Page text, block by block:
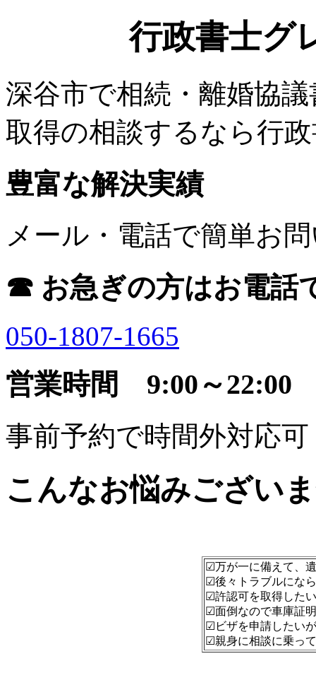
行政書士グ
深谷市で相続・離婚協
取得の相談するなら行
豊富な解決実績
メール・電話で簡単お
☎ お急ぎの方はお電話
050-1807-1665
営業時間 9:00～22:00
事前予約で時間外対応可
こんなお悩みござい
☑万が一に備えて、
☑後々トラブルにな
☑許認可を取得した
☑面倒なので車庫証
☑ビザを申請したい
☑親身に相談に乗っ